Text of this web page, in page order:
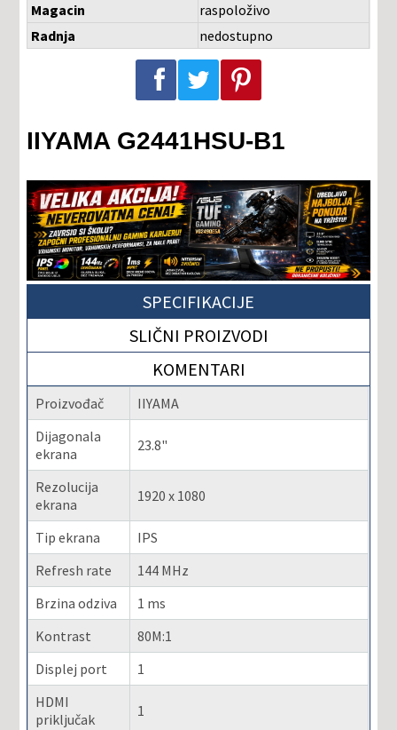
Magacin
raspoloživo
Radnja
nedostupno
Podeli na Facebook-u Podeli na Twitter-u Podeli na Pinterest-u
IIYAMA G2441HSU-B1
SPECIFIKACIJE
SLIČNI PROIZVODI
KOMENTARI
Proizvođač
IIYAMA
Dijagonala
ekrana
23.8"
Rezolucija
ekrana
1920 x 1080
Tip ekrana
IPS
Refresh rate
144 MHz
Brzina odziva
1 ms
Kontrast
80M:1
Displej port
1
HDMI
priključak
1